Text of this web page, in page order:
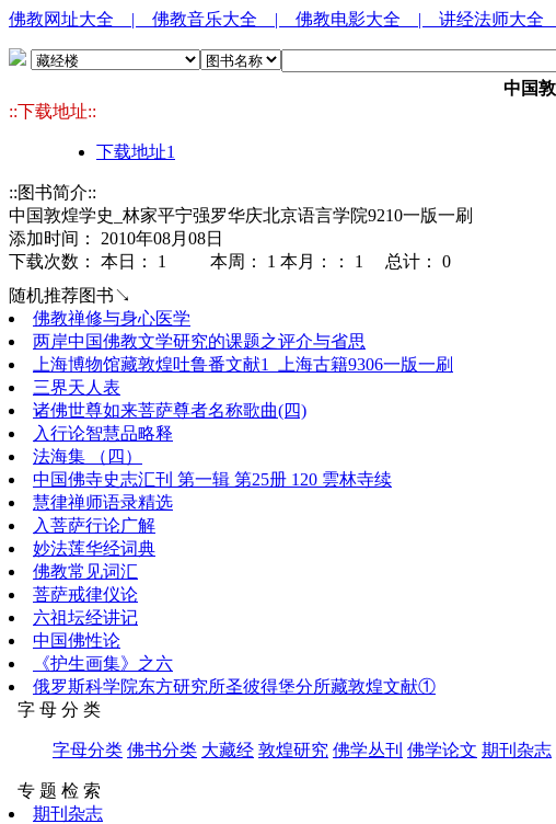
佛教网址大全 | 佛教音乐大全 | 佛教电影大全 | 讲经法师大全
中国
::下载地址::
下载地址1
::图书简介::
中国敦煌学史_林家平宁强罗华庆北京语言学院9210一版一刷
添加时间： 2010年08月08日
下载次数： 本日： 1 本周： 1 本月：： 1 总计： 0
随机推荐图书↘
佛教禅修与身心医学
两岸中国佛教文学研究的课题之评介与省思
上海博物馆藏敦煌吐鲁番文献1_上海古籍9306一版一刷
三界天人表
诸佛世尊如来菩萨尊者名称歌曲(四)
入行论智慧品略释
法海集 （四）
中国佛寺史志汇刊 第一辑 第25册 120 雲林寺续
慧律禅师语录精选
入菩萨行论广解
妙法莲华经词典
佛教常见词汇
菩萨戒律仪论
六祖坛经讲记
中国佛性论
《护生画集》之六
俄罗斯科学院东方研究所圣彼得堡分所藏敦煌文献①
字 母 分 类
字母分类 佛书分类 大藏经 敦煌研究 佛学丛刊 佛学论文 期刊杂志
专 题 检 索
期刊杂志